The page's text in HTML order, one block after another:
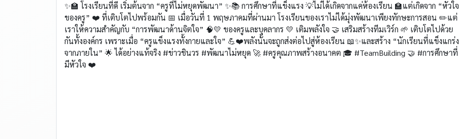
✨🏫 โรงเรียนที่ดี เริ่มต้นจาก “ครูที่ไม่หยุดพัฒนา” ✨📚 การศึกษาที่แข็งแรง 💡ไม่ได้เกิดจากแค่ห้องเรียน 🏫แต่เกิดจาก “หัวใจ
ของครู” ❤️ ที่เติบโตไปพร้อมกัน 📅 เมื่อวันที่ 1 พฤษภาคมที่ผ่านมา โรงเรียนของเราไม่ได้มุ่งพัฒนาเพียงทักษะการสอน ✏️แต่
เราให้ความสำคัญกับ “การพัฒนาด้านจิตใจ” 🧠💛 ของครูและบุคลากร 💛 เติมพลังใจ 🤝 เสริมสร้างทีมเวิร์ก 🌱 เติบโตไปด้วย
กันทั้งองค์กร เพราะเมื่อ “ครูแข็งแรงทั้งกายและใจ” 💪❤️พลังนั้นจะถูกส่งต่อไปสู่ห้องเรียน 📖✨และสร้าง “นักเรียนที่แข็งแกร่ง
จากภายใน” 🌟 ได้อย่างแท้จริง #ข่าวชินวร #พัฒนาไม่หยุด 🚀 #ครูคุณภาพสร้างอนาคต 🎓 #TeamBuilding 🤝 #การศึกษาที่
มีหัวใจ ❤️